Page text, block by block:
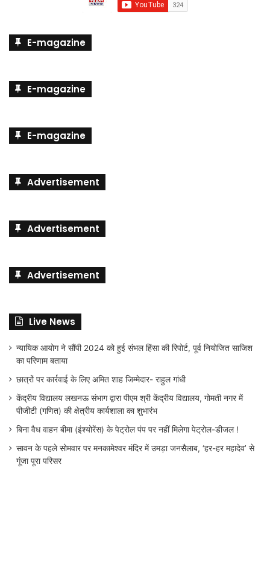
E-magazine
E-magazine
E-magazine
Advertisement
Advertisement
Advertisement
Live News
न्यायिक आयोग ने सौंपी 2024 को हुई संभल हिंसा की रिपोर्ट, पूर्व नियोजित साजिश
का परिणाम बताया
छात्रों पर कार्रवाई के लिए अमित शाह जिम्मेदार- राहुल गांधी
केंद्रीय विद्यालय लखनऊ संभाग द्वारा पीएम श्री केंद्रीय विद्यालय, गोमती नगर में
पीजीटी (गणित) की क्षेत्रीय कार्यशाला का शुभारंभ
बिना वैध वाहन बीमा (इंश्योरेंस) के पेट्रोल पंप पर नहीं मिलेगा पेट्रोल-डीजल !
सावन के पहले सोमवार पर मनकामेश्वर मंदिर में उमड़ा जनसैलाब, ‘हर-हर महादेव’ से
गूंजा पूरा परिसर